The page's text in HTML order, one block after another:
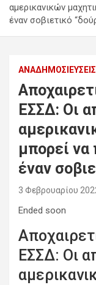
αμερικανικών
έναν σοβιετικό
ΑΝΑΔΗΜΟΣΙΕΎΣΕΙΣ
ΕΣΣΔ: Οι
μπορεί
έναν
3 Φεβρουαρίου
Ended soon
ΕΣΣΔ: Οι